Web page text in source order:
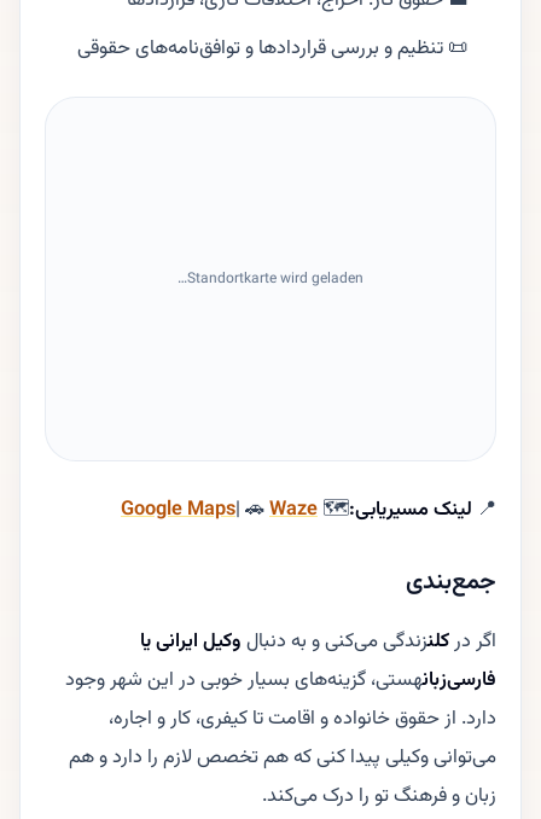
📜 تنظیم و بررسی قراردادها و توافق‌نامه‌های حقوقی
Standortkarte wird geladen…
📍 لینک مسیریابی:🗺
Google Maps| 🚗Waze
جمع‌بندی
اگر درکلنزندگی می‌کنی و به دنبالوکیل ایرانی یا
فارسی‌زبانهستی، گزینه‌های بسیار خوبی در این شهر وجود
دارد. از حقوق خانواده و اقامت تا کیفری، کار و اجاره،
می‌توانی وکیلی پیدا کنی که هم تخصص لازم را دارد و هم
زبان و فرهنگ تو را درک می‌کند.